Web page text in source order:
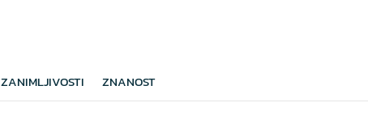
ZANIMLJIVOSTI ZNANOST